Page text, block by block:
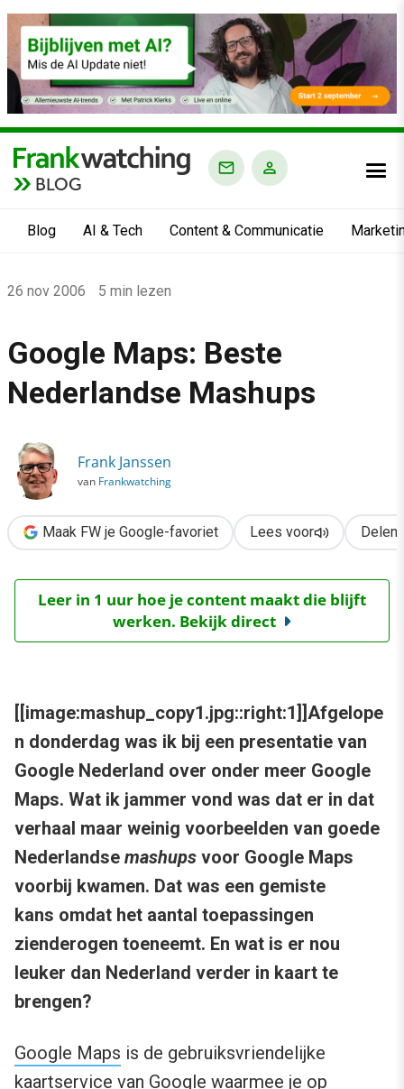
BLOG
Blog AI & Tech Content & Communicatie
›
›
Alle artikelen
Google Maps: Beste Nederlandse Mashups
26 nov 2006 5 min lezen
Google Maps: Beste
Nederlandse Mashups
Frank Janssen
van Frankwatching
Maak FW je Google-favoriet Lees voor Delen
Leer in 1 uur hoe je content maakt die blijft
werken. Bekijk direct
[[image:mashup_copy1.jpg::right:1]]Afgelope
n donderdag was ik bij een presentatie van
Google Nederland over onder meer Google
Maps. Wat ik jammer vond was dat er in dat
verhaal maar weinig voorbeelden van goede
Nederlandse mashups voor Google Maps
voorbij kwamen. Dat was een gemiste
kans omdat het aantal toepassingen
zienderogen toeneemt. En wat is er nou
leuker dan Nederland verder in kaart te
brengen?
Google Maps is de gebruiksvriendelijke
kaartservice van Google waarmee je op